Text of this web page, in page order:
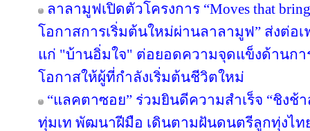
ลาลามูฟเปิดตัวโครงการ “Moves that
โอกาสการเริ่มต้นใหม่ผ่านลาลามูฟ” ส่งต่อเ
แก่ "บ้านอิ่มใจ" ต่อยอดความจุดแข็งด้านก
โอกาสให้ผู้ที่กำลังเริ่มต้นชีวิตใหม่
“แลคตาซอย” ร่วมยินดีความสำเร็จ “ชิงช้
ทุ่มเท พัฒนาฝีมือ เดินตามฝันดนตรีลูกทุ่งไท